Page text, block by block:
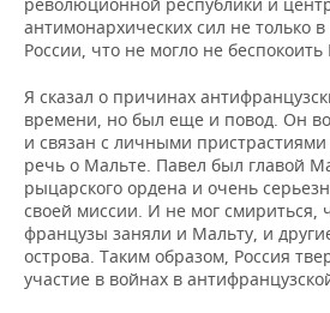
антимонархических сил не только
России, что не могло не беспокоить
Я сказал о причинах
времени, но был еще и повод. Он
и связан с личными
речь о Мальте. Павел был главой
рыцарского ордена и очень
своей миссии. И не мог
французы заняли и Мальту, и
острова. Таким образом, Россия
участие в войнах в